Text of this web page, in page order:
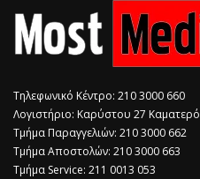
Τηλεφωνικό Κέντρο: 210 3000 660
Λογιστήριο: Καρύστου 27 Καματερό
Τμήμα Παραγγελιών: 210 3000 662
Τμήμα Αποστολών: 210 3000 663
Τμήμα Service: 211 0013 053